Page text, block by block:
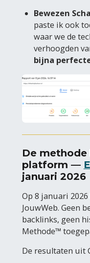
Bewezen
paste ik ook
waar we de
verhoogden
bijna
De
platform —
januari 2026
Op 8 januari
JouwWeb. Geen
backlinks, geen
Methode™
De resultaten uit